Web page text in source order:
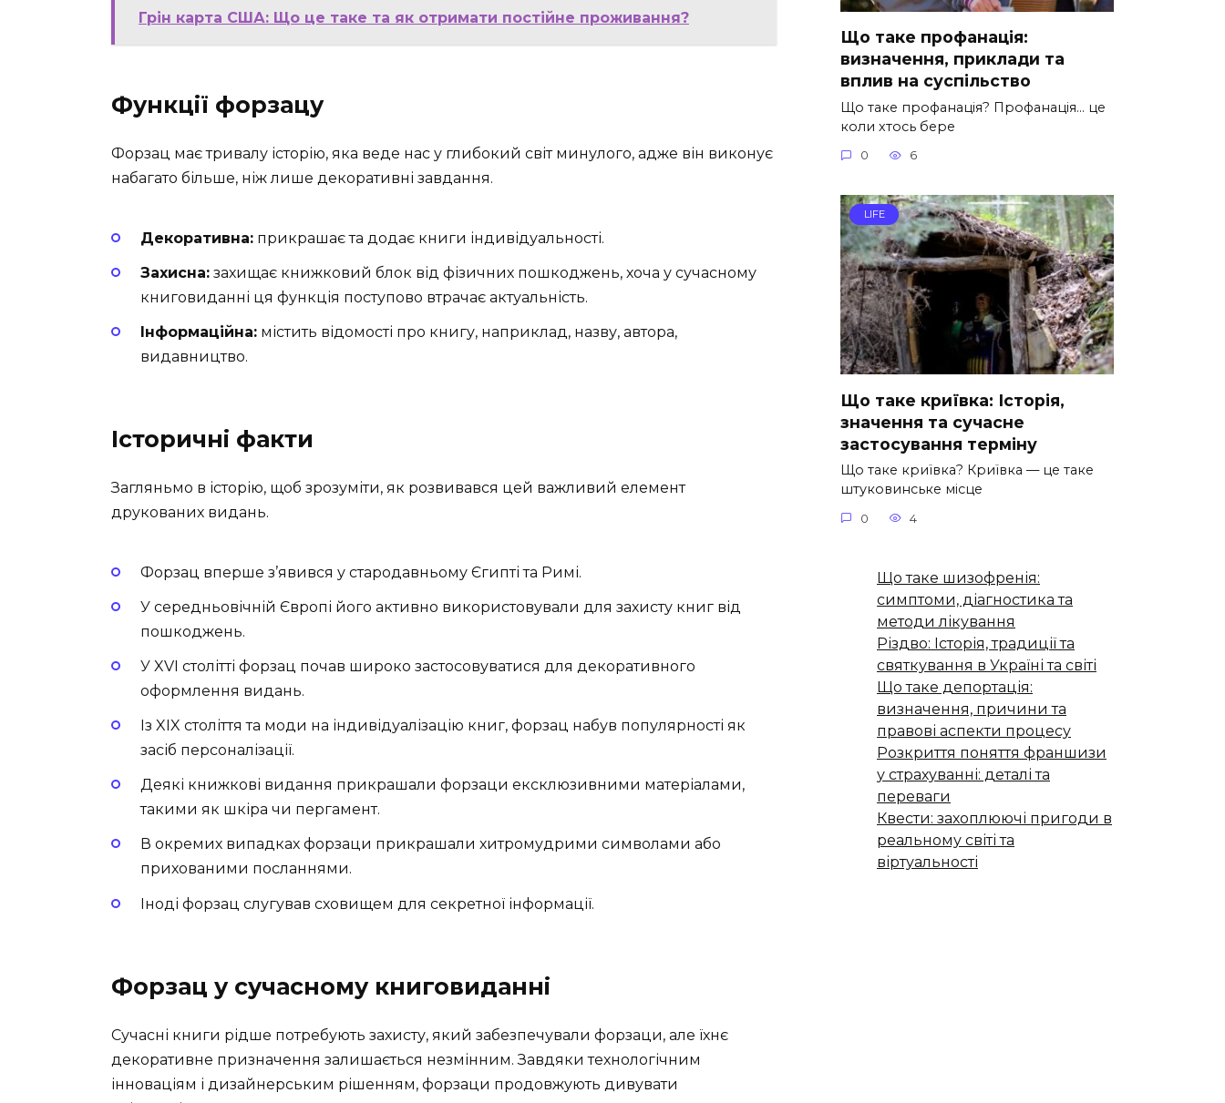
Грін карта США: Що це таке та як отримати постійне проживання?
Функції форзацу
Форзац має тривалу історію, яка веде нас у глибокий світ минулого, адже він виконує
набагато більше, ніж лише декоративні завдання.
Декоративна: прикрашає та додає книги індивідуальності.
Захисна: захищає книжковий блок від фізичних пошкоджень, хоча у сучасному
книговиданні ця функція поступово втрачає актуальність.
Інформаційна: містить відомості про книгу, наприклад, назву, автора,
видавництво.
Історичні факти
Загляньмо в історію, щоб зрозуміти, як розвивався цей важливий елемент
друкованих видань.
Форзац вперше з’явився у стародавньому Єгипті та Римі.
У середньовічній Європі його активно використовували для захисту книг від
пошкоджень.
У XVI столітті форзац почав широко застосовуватися для декоративного
оформлення видань.
Із XIX століття та моди на індивідуалізацію книг, форзац набув популярності як
засіб персоналізації.
Деякі книжкові видання прикрашали форзаци ексклюзивними матеріалами,
такими як шкіра чи пергамент.
В окремих випадках форзаци прикрашали хитромудрими символами або
прихованими посланнями.
Іноді форзац слугував сховищем для секретної інформації.
Форзац у сучасному книговиданні
Сучасні книги рідше потребують захисту, який забезпечували форзаци, але їхнє
декоративне призначення залишається незмінним. Завдяки технологічним
інноваціям і дизайнерським рішенням, форзаци продовжують дивувати
Що таке профанація:
визначення, приклади та
вплив на суспільство
Що таке профанація? Профанація… це
коли хтось бере
0 6
LIFE
Що таке криївка: Історія,
значення та сучасне
застосування терміну
Що таке криївка? Криївка — це таке
штуковинське місце
0 4
Що таке шизофренія:
симптоми, діагностика та
методи лікування
Різдво: Історія, традиції та
святкування в Україні та світі
Що таке депортація:
визначення, причини та
правові аспекти процесу
Розкриття поняття франшизи
у страхуванні: деталі та
переваги
Квести: захоплюючі пригоди в
реальному світі та
віртуальності